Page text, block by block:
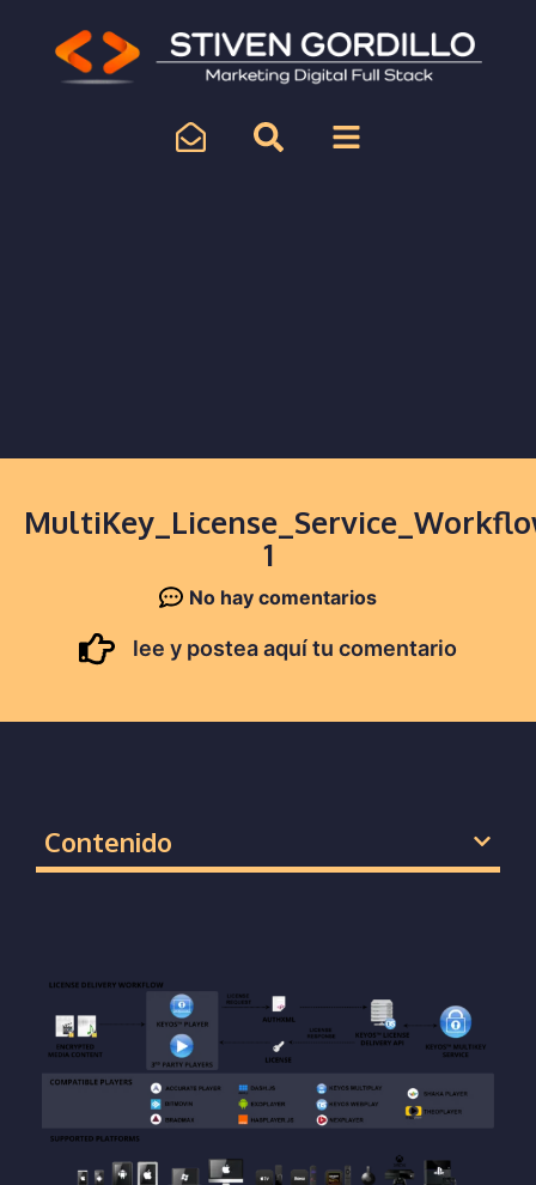
1
No hay comentarios
lee y postea aquí tu comentario
Contenido